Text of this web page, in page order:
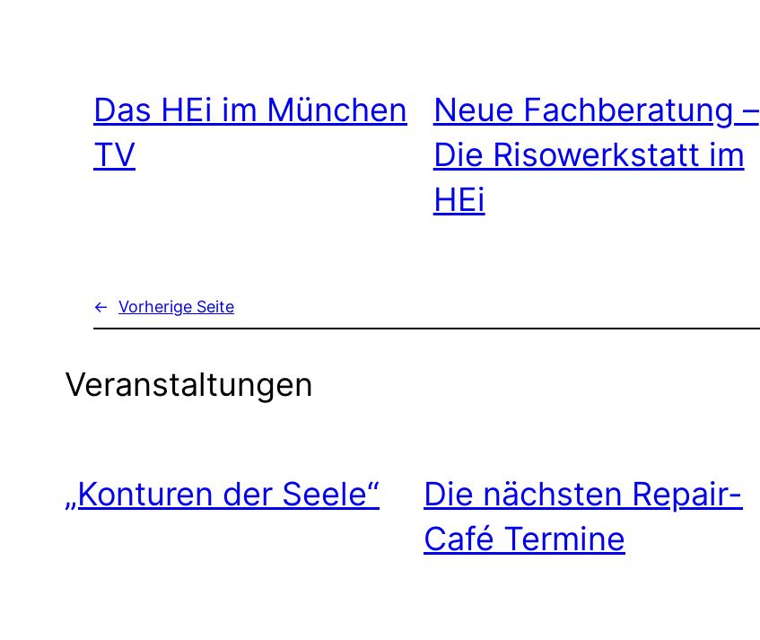
Das HEi im München
TV
Neue Fachberatung –
Die Risowerkstatt im
HEi
← Vorherige Seite
Veranstaltungen
„Konturen der Seele“
Die nächsten Repair-
Café Termine